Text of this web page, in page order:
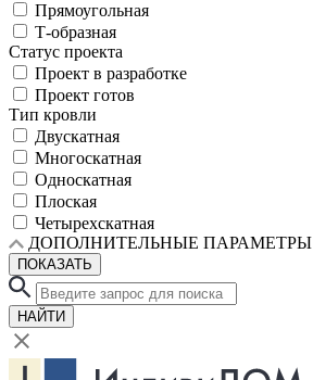
Прямоугольная
Т-образная
Статус проекта
Проект в разработке
Проект готов
Тип кровли
Двускатная
Многоскатная
Односкатная
Плоская
Четырехскатная
ДОПОЛНИТЕЛЬНЫЕ ПАРАМЕТРЫ
ПОКАЗАТЬ
НАЙТИ